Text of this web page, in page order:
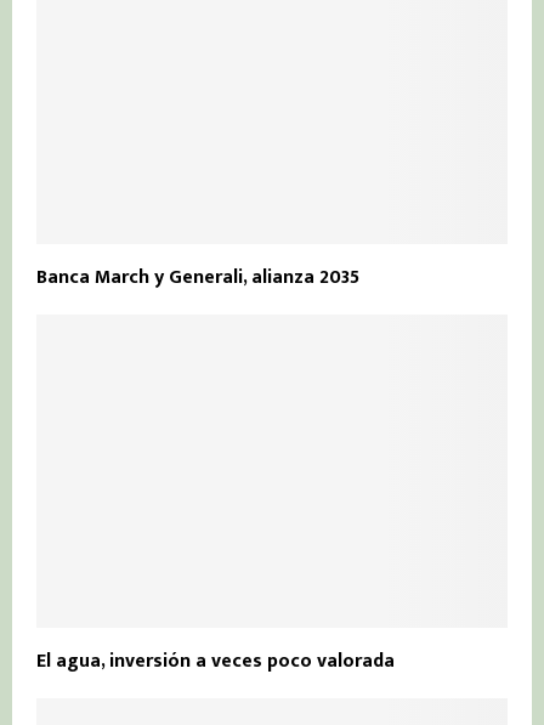
Banca March y Generali, alianza 2035
El agua, inversión a veces poco valorada